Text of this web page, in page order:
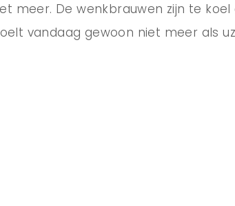
meer. De wenkbrauwen zijn te koel
vandaag gewoon niet meer als